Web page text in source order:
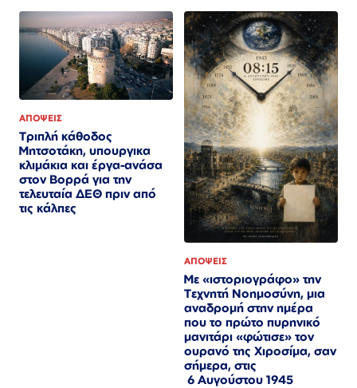
ΑΠΟΨΕΙΣ
Τριπλή κάθοδος
Μητσοτάκη, υπουργικα
κλιμάκια και έργα-ανάσα
στον Βορρά για την
τελευταία ΔΕΘ πριν από
τις κάλπες
ΑΠΟΨΕΙΣ
Με «ιστοριογράφο» την
Τεχνητή Νοημοσύνη, μια
αναδρομή στην ημέρα
που το πρώτο πυρηνικό
μανιτάρι «φώτισε» τον
ουρανό της Χιροσίμα, σαν
σήμερα, στις
6 Αυγούστου 1945